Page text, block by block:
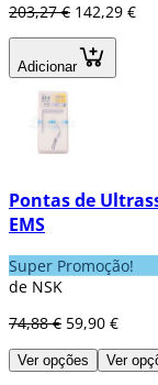
203,27 € 142,29 €
Adicionar
Pontas de
EMS
Super Promoção!
de NSK
74,88 € 59,90 €
Ver opções Ver